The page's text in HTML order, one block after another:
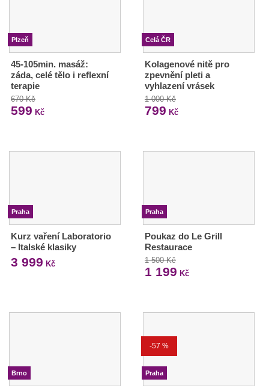
Plzeň
45-105min. masáž:
záda, celé tělo i reflexní
terapie
670 Kč
599 Kč
Celá ČR
Kolagenové nitě pro
zpevnění pleti a
vyhlazení vrásek
1 000 Kč
799 Kč
Praha
Kurz vaření Laboratorio
– Italské klasiky
3 999 Kč
Praha
Poukaz do Le Grill
Restaurace
1 500 Kč
1 199 Kč
Brno
-57 %
Praha